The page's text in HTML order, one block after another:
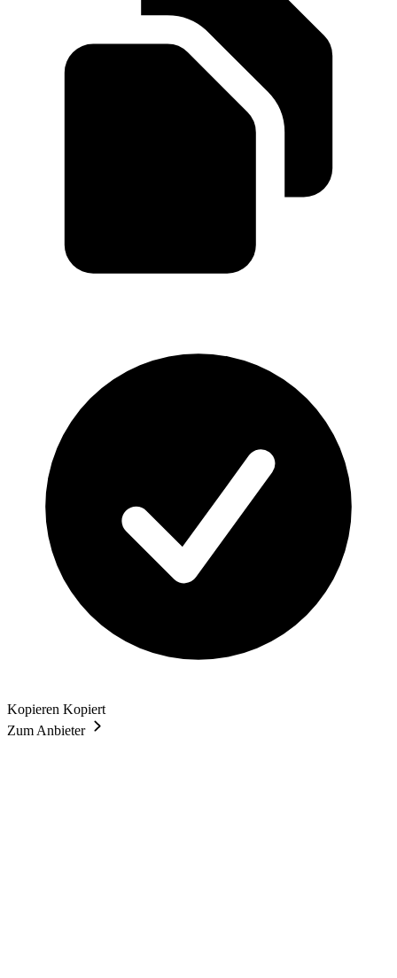
Kopieren Kopiert
Zum Anbieter